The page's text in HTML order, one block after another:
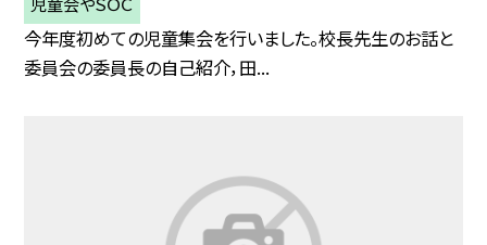
今年度初めての児童集会を行いました。校長先生のお話と
委員会の委員長の自己紹介，田...